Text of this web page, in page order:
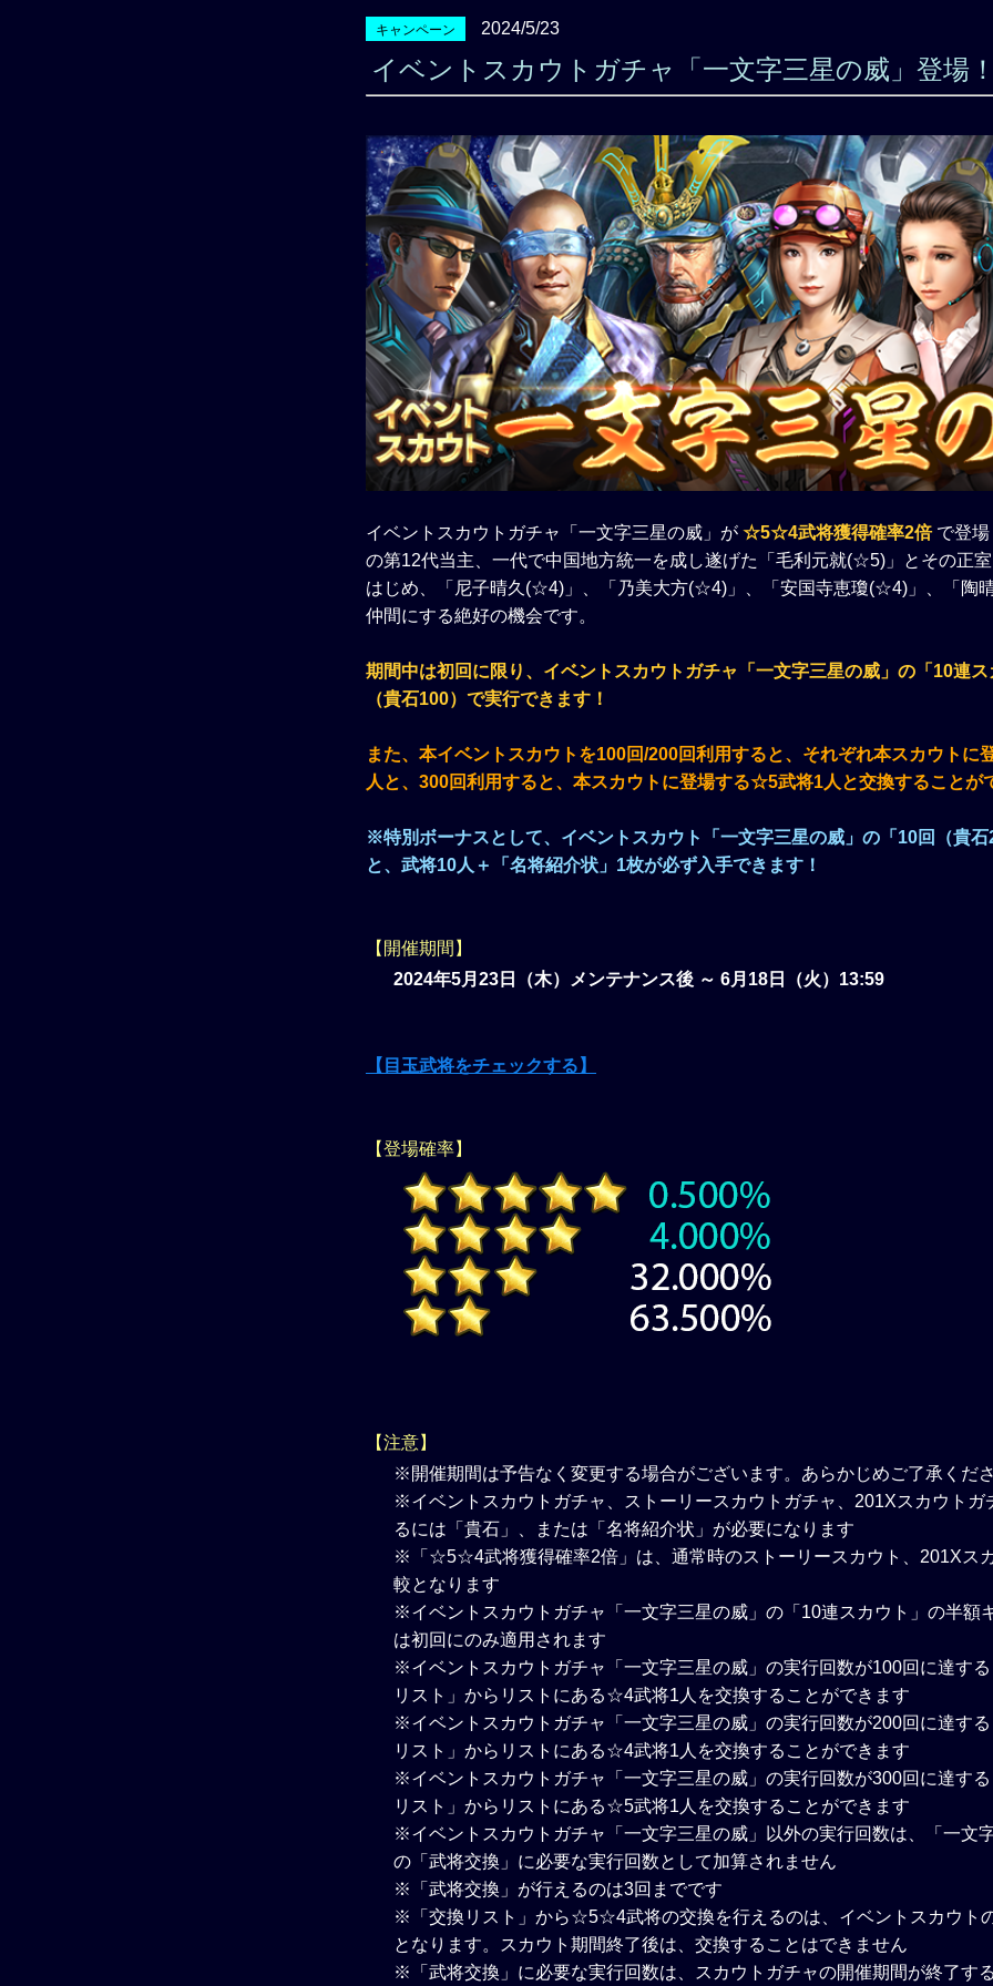
キャンペーン 2024/5/23
イベントスカウトガチャ「一文字三星の威」登場
イベントスカウトガチャ「一文字三星の威」が ☆5☆4武将獲得確率2倍 で登
の第12代当主、一代で中国地方統一を成し遂げた「毛利元就(☆5)」とその正
はじめ、「尼子晴久(☆4)」、「乃美大方(☆4)」、「安国寺恵瓊(☆4)」、「陶
仲間にする絶好の機会です。
期間中は初回に限り、イベントスカウトガチャ「一文字三星の威」の「10連
（貴石100）で実行できます！
また、本イベントスカウトを100回/200回利用すると、それぞれ本スカウトに
人と、300回利用すると、本スカウトに登場する☆5武将1人と交換することが
※特別ボーナスとして、イベントスカウト「一文字三星の威」の「10回（貴
と、武将10人＋「名将紹介状」1枚が必ず入手できます！
【開催期間】
2024年5月23日（木）メンテナンス後 ～ 6月18日（火）13:59
【目玉武将をチェックする】
【登場確率】
【注意】
※開催期間は予告なく変更する場合がございます。あらかじめご了承くだ
※イベントスカウトガチャ、ストーリースカウトガチャ、201Xスカウトガ
るには「貴石」、または「名将紹介状」が必要になります
※「☆5☆4武将獲得確率2倍」は、通常時のストーリースカウト、201Xス
較となります
※イベントスカウトガチャ「一文字三星の威」の「10連スカウト」の半額
は初回にのみ適用されます
※イベントスカウトガチャ「一文字三星の威」の実行回数が100回に達す
リスト」からリストにある☆4武将1人を交換することができます
※イベントスカウトガチャ「一文字三星の威」の実行回数が200回に達す
リスト」からリストにある☆4武将1人を交換することができます
※イベントスカウトガチャ「一文字三星の威」の実行回数が300回に達す
リスト」からリストにある☆5武将1人を交換することができます
※イベントスカウトガチャ「一文字三星の威」以外の実行回数は、「一文
の「武将交換」に必要な実行回数として加算されません
※「武将交換」が行えるのは3回までです
※「交換リスト」から☆5☆4武将の交換を行えるのは、イベントスカウト
となります。スカウト期間終了後は、交換することはできません
※「武将交換」に必要な実行回数は、スカウトガチャの開催期間が終了す